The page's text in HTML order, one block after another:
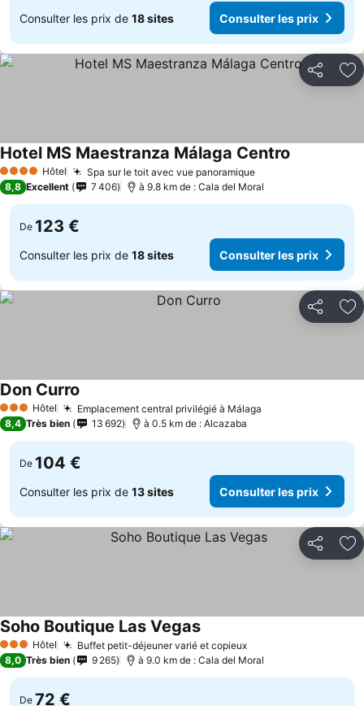
Consulter les prix de 18 sites Consulter les prix
Partager
4 Étoiles Hôtel Spa sur le toit avec vue panoramiqueConsulter les prix
Hotel MS Maestranza Málaga Centro
8,8 Excellent 7 406 à 9.8 km de : Cala del Moral
De 123 €
Consulter les prix de 18 sites Consulter les prix
Partager
3 ÉtoilesHôtel Emplacement central privilégié à Málaga
Don Curro
8,4 Très bien 13 692 à 0.5 km de : Alcazaba
De 104 €
Consulter les prix de 13 sites Consulter les prix
Partager
3 ÉtoilesHôtel Buffet petit-déjeuner varié et copieuxConsulter les prix
Soho Boutique Las VegasConsulter les prix
8,0 Très bien 9 265 à 9.0 km de : Cala del Moral
De 72 €